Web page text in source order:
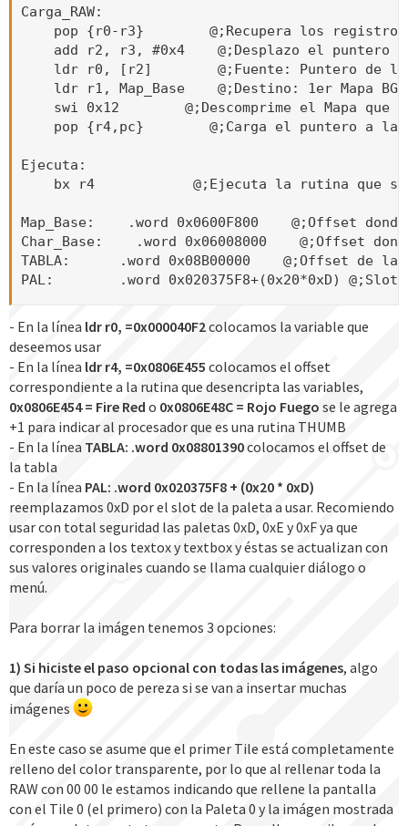
Carga_RAW:
pop {r0-r3}        @;Recupera los
add r2, r3, #0x4    @;Desplazo el puntero
ldr r0, [r2]        @;Fuente: Puntero de
    ldr r1, Map_Base    @;Destino: 1er Mapa BG0
swi 0x12        @;Descomprime el Mapa que
pop {r4,pc}        @;Carga el puntero a
Ejecuta:
bx r4            @;Ejecuta la rutina que
Map_Base:    .word 0x0600F800    @;Offset
Char_Base:    .word 0x06008000    @;Offset
TABLA:      .word 0x08B00000    @;Offset de la
PAL:        .word 0x020375F8+(0x20*0xD)
- En la línea ldr r0, =0x000040F2colocamos la variable que
deseemos usar
- En la línea ldr r4, =0x0806E455 colocamos el offset
correspondiente a la rutina que desencripta las variables,
0x0806E454 = Fire Red o 0x0806E48C = Rojo Fuego se le agrega
+1 para indicar al procesador que es una rutina THUMB
- En la línea TABLA: .word 0x08801390colocamos el offset de
la tabla
- En la línea PAL: .word 0x020375F8 + (0x20 * 0xD)
reemplazamos 0xD por el slot de la paleta a usar. Recomiendo
usar con total seguridad las paletas 0xD, 0xE y 0xF ya que
corresponden a los textox y textbox y éstas se actualizan con
sus valores originales cuando se llama cualquier diálogo o
menú.
Para borrar la imágen tenemos 3 opciones:
1) Si hiciste el paso opcional con todas las imágenes, algo
que daría un poco de pereza si se van a insertar muchas
imágenes
En este caso se asume que el primer Tile está completamente
relleno del color transparente, por lo que al rellenar toda la
RAW con 00 00 le estamos indicando que rellene la pantalla
con el Tile 0 (el primero) con la Paleta 0 y la imágen mostrada